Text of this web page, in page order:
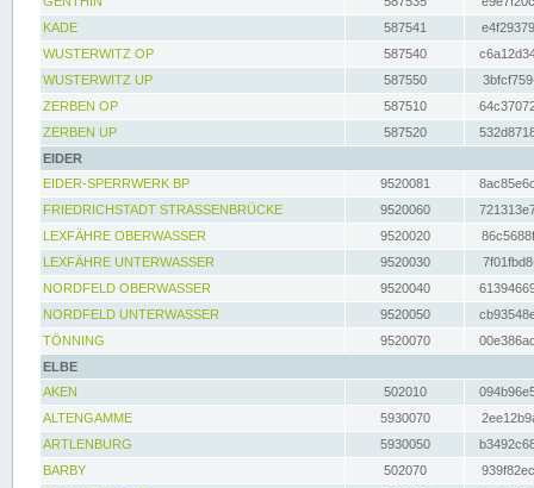
KADE
587541
WUSTERWITZ OP
587540
WUSTERWITZ UP
587550
ZERBEN OP
587510
ZERBEN UP
587520
EIDER
EIDER-SPERRWERK BP
9520081
FRIEDRICHSTADT STRASSENBRÜCKE
9520060
LEXFÄHRE OBERWASSER
9520020
LEXFÄHRE UNTERWASSER
9520030
NORDFELD OBERWASSER
9520040
NORDFELD UNTERWASSER
9520050
TÖNNING
9520070
ELBE
AKEN
502010
ALTENGAMME
5930070
ARTLENBURG
5930050
BARBY
502070